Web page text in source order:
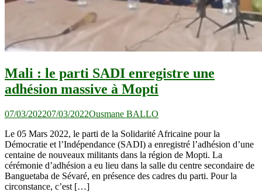
Mali : le parti SADI enregistre une
adhésion massive à Mopti
07/03/202207/03/2022Ousmane BALLO
Le 05 Mars 2022, le parti de la Solidarité Africaine pour la
Démocratie et l’Indépendance (SADI) a enregistré l’adhésion d’une
centaine de nouveaux militants dans la région de Mopti. La
cérémonie d’adhésion a eu lieu dans la salle du centre secondaire de
Banguetaba de Sévaré, en présence des cadres du parti. Pour la
circonstance, c’est […]